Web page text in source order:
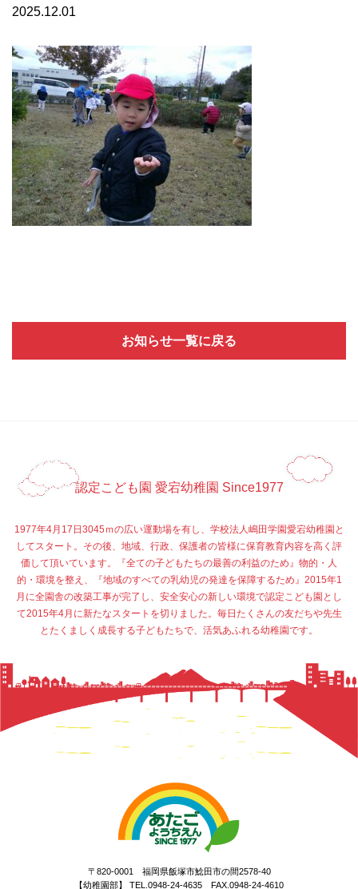
2025.12.01
お知らせ一覧に戻る
認定こども園 愛宕幼稚園 Since1977
1977年4月17日3045ｍの広い運動場を有し、学校法人嶋田学園愛宕幼稚園と
してスタート。その後、地域、行政、保護者の皆様に保育教育内容を高く評
価して頂いています。『全ての子どもたちの最善の利益のため』物的・人
的・環境を整え、『地域のすべての乳幼児の発達を保障するため』2015年1
月に全園舎の改築工事が完了し、安全安心の新しい環境で認定こども園とし
て2015年4月に新たなスタートを切りました。毎日たくさんの友だちや先生
とたくましく成長する子どもたちで、活気あふれる幼稚園です。
〒820-0001 福岡県飯塚市鯰田市の間2578-40
【幼稚園部】 TEL.0948-24-4635 FAX.0948-24-4610